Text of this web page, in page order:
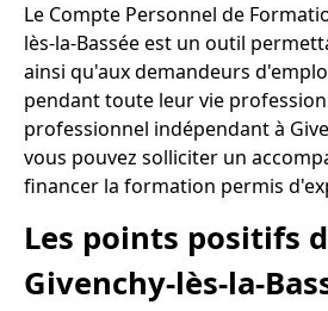
Le Compte Personnel de
lès-la-Bassée est un outil
ainsi qu'aux demandeurs
pendant toute leur vie
professionnel indépendant à
vous pouvez solliciter un
financer la formation permis
Les points positifs
Givenchy-lès-la-